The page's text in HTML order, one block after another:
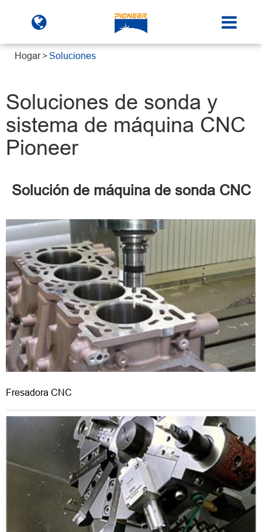
Hogar Soluciones
Soluciones de sonda y
sistema de máquina CNC
Pioneer
Solución de máquina de sonda CNC
Fresadora CNC